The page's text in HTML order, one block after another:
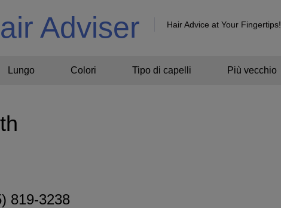
Adviser Hair Advice at Your Fingertips!
Lungo Colori Tipo di capelli Più vecchio
819-3238